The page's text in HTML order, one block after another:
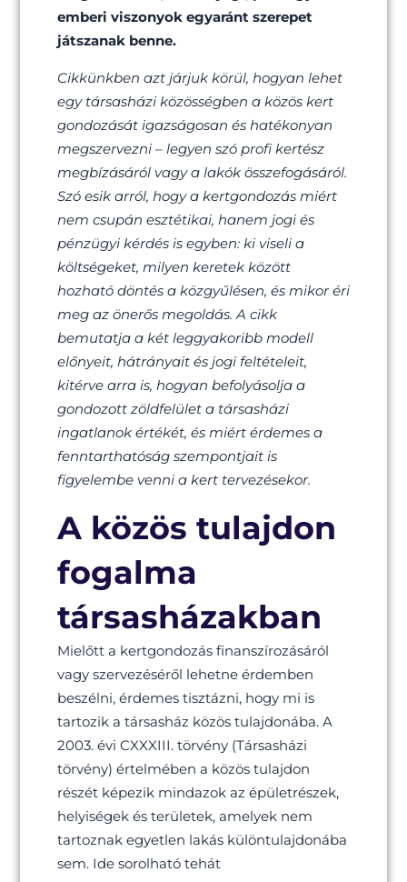
emberi viszonyok egyaránt szerepet
játszanak benne.
Cikkünkben azt járjuk körül, hogyan lehet
egy társasházi közösségben a közös kert
gondozását igazságosan és hatékonyan
megszervezni – legyen szó profi kertész
megbízásáról vagy a lakók összefogásáról.
Szó esik arról, hogy a kertgondozás miért
nem csupán esztétikai, hanem jogi és
pénzügyi kérdés is egyben: ki viseli a
költségeket, milyen keretek között
hozható döntés a közgyűlésen, és mikor éri
meg az önerős megoldás. A cikk
bemutatja a két leggyakoribb modell
előnyeit, hátrányait és jogi feltételeit,
kitérve arra is, hogyan befolyásolja a
gondozott zöldfelület a társasházi
ingatlanok értékét, és miért érdemes a
fenntarthatóság szempontjait is
figyelembe venni a kert tervezésekor.
A közös tulajdon
fogalma
társasházakban
Mielőtt a kertgondozás finanszírozásáról
vagy szervezéséről lehetne érdemben
beszélni, érdemes tisztázni, hogy mi is
tartozik a társasház közös tulajdonába. A
2003. évi CXXXIII. törvény (Társasházi
törvény) értelmében a közös tulajdon
részét képezik mindazok az épületrészek,
helyiségek és területek, amelyek nem
tartoznak egyetlen lakás különtulajdonába
sem. Ide sorolható tehát